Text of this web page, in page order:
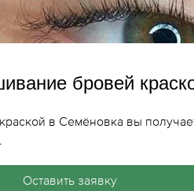
бровей
в Семёновка вы
Оставить заявку